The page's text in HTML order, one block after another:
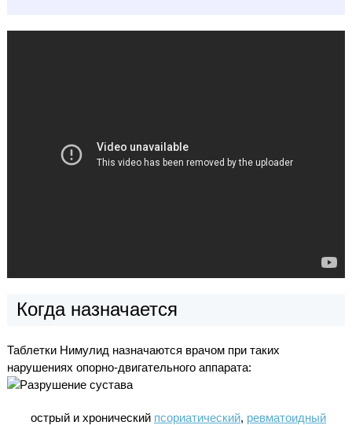
Когда назначается
Таблетки Нимулид назначаются врачом при таких
нарушениях опорно-двигательного аппарата:
острый и хронический псориатический, ревматоидный